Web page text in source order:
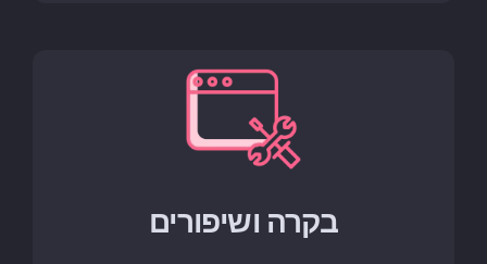
בקרה ושיפורים